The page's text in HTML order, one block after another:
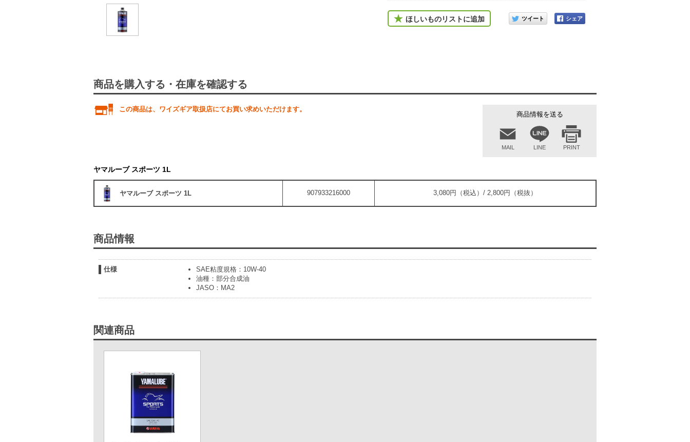
ほしいものリストに追加
このアイテムをシェアする
商品を購入する・在庫を確認する
商品情報を送る
MAIL LINE PRINT
この商品は、ワイズギア取扱店にてお買い求めいただけます。
ヤマルーブ スポーツ 1L
ヤマルーブ スポーツ 1L 907933216000 3,080円（税込）/ 2,800円（税抜）
商品情報
仕様
SAE粘度規格：10W-40
油種：部分合成油
JASO：MA2
関連商品